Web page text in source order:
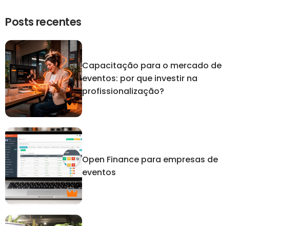
Posts recentes
Capacitação para o mercado de
eventos: por que investir na
profissionalização?
Open Finance para empresas de
eventos